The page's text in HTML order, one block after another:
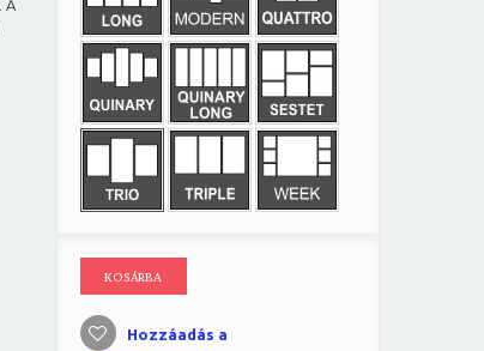
. A
KOSÁRBA
Hozzáadás a